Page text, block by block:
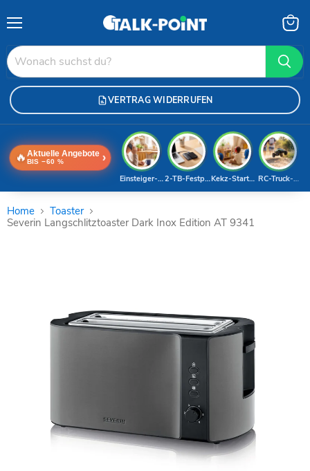
VERTRAG WIDERRUFEN
🔥 Aktuelle Angebote
BIS −60 % ›
RC-Truck-Deal
Kekz-Starterset
2-TB-Festplatte
Einsteiger-Handy
Home
Toaster
Severin Langschlitztoaster Dark Inox Edition AT 9341